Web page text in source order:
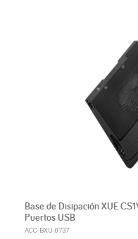
Base de Disipación XUE
Puertos USB
ACC-BXU-0737